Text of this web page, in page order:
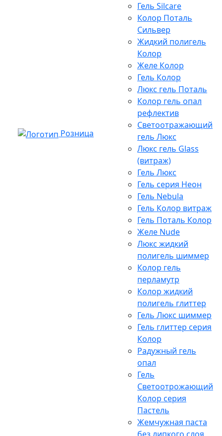
Розница
Гель Silcare
Колор Поталь
Сильвер
Жидкий полигель
Колор
Желе Колор
Гель Колор
Люкс гель Поталь
Колор гель опал
рефлектив
Светоотражающий
гель Люкс
Люкс гель Glass
(витраж)
Гель Люкс
Гель серия Неон
Гель Nebula
Гель Колор витраж
Гель Поталь Колор
Желе Nude
Люкс жидкий
полигель шиммер
Колор гель
перламутр
Колор жидкий
полигель глиттер
Гель Люкс шиммер
Гель глиттер серия
Колор
Радужный гель
опал
Гель
Светоотрожающий
Колор серия
Пастель
Жемчужная паста